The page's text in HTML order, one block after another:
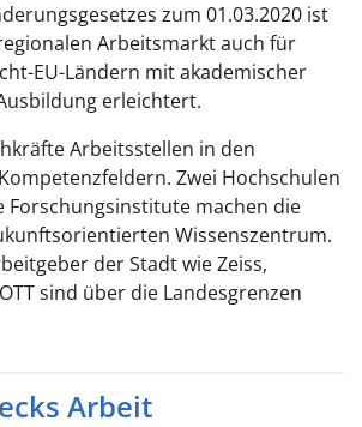
zum 01.03.2020 ist
Arbeitsmarkt auch für
EU-Ländern mit akademischer
erleichtert.
Arbeitsstellen in den
Zwei Hochschulen
machen die
Wissenszentrum.
der Stadt wie Zeiss,
sind über die Landesgrenzen
Arbeit